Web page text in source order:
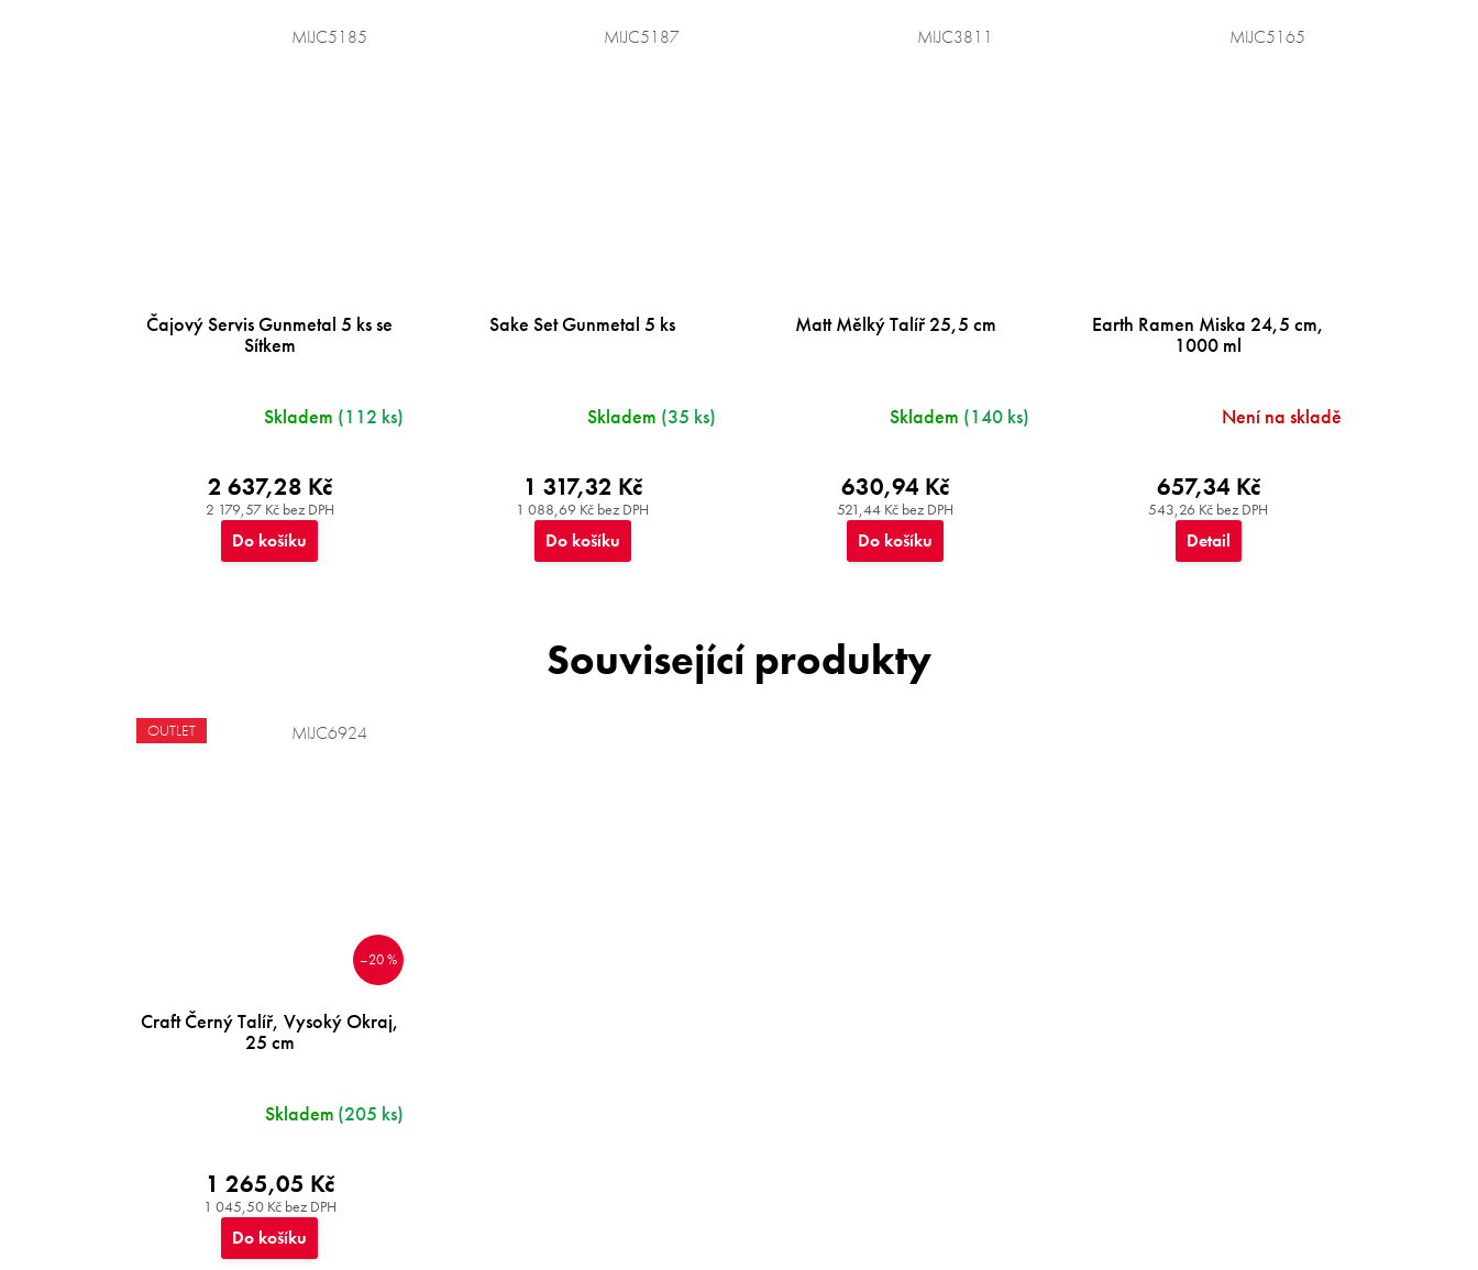
Čajový Servis Gunmetal 5 ks se
Sítkem
Skladem (112 ks)
2 179,57 Kč bez DPH
2 637,28 Kč
Do košíku
MIJC5185
Sake Set Gunmetal 5 ks
Skladem (35 ks)
1 088,69 Kč bez DPH
1 317,32 Kč
Do košíku
MIJC5187
Matt Mělký Talíř 25,5 cm
Skladem (140 ks)
521,44 Kč bez DPH
630,94 Kč
Do košíku
MIJC3811
Earth Ramen Miska 24,5 cm,
1000 ml
Není na skladě
543,26 Kč bez DPH
657,34 Kč
Detail
MIJC5165
Související produkty
OUTLET
–20 %
Craft Černý Talíř, Vysoký Okraj,
25 cm
Skladem (205 ks)
1 045,50 Kč bez DPH
1 265,05 Kč
Do košíku
MIJC6924